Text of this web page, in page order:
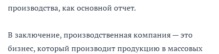
производства, как основной отчет.
В заключение, производственная компания — это
бизнес, который производит продукцию в массовых